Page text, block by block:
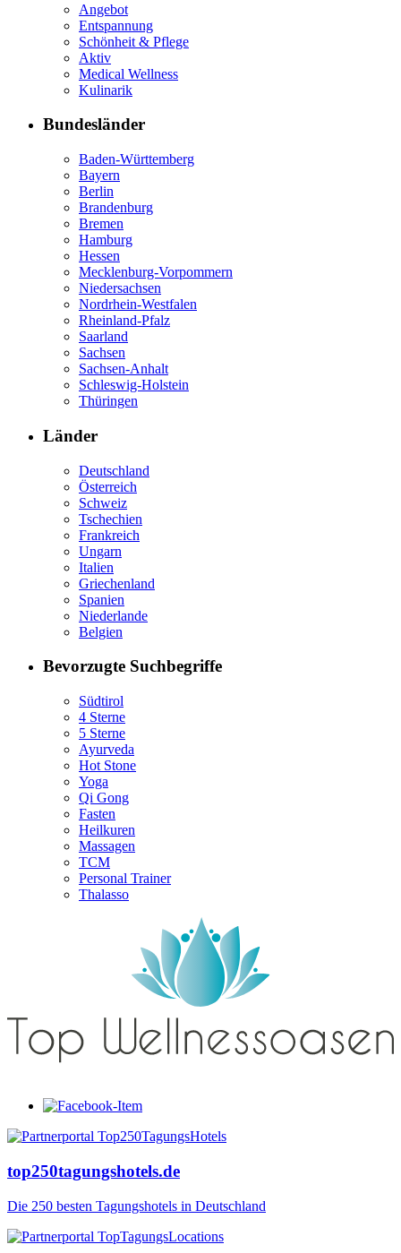
Angebot
Entspannung
Schönheit & Pflege
Aktiv
Medical Wellness
Kulinarik
Bundesländer
Baden-Württemberg
Bayern
Berlin
Brandenburg
Bremen
Hamburg
Hessen
Mecklenburg-Vorpommern
Niedersachsen
Nordrhein-Westfalen
Rheinland-Pfalz
Saarland
Sachsen
Sachsen-Anhalt
Schleswig-Holstein
Thüringen
Länder
Deutschland
Österreich
Schweiz
Tschechien
Frankreich
Ungarn
Italien
Griechenland
Spanien
Niederlande
Belgien
Bevorzugte Suchbegriffe
Südtirol
4 Sterne
5 Sterne
Ayurveda
Hot Stone
Yoga
Qi Gong
Fasten
Heilkuren
Massagen
TCM
Personal Trainer
Thalasso
top250tagungshotels.de
Die 250 besten Tagungshotels in Deutschland